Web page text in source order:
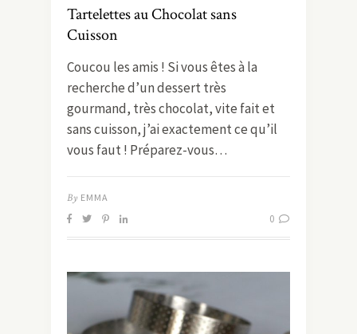
Tartelettes au Chocolat sans
Cuisson
Coucou les amis ! Si vous êtes à la
recherche d’un dessert très
gourmand, très chocolat, vite fait et
sans cuisson, j’ai exactement ce qu’il
vous faut ! Préparez-vous…
By EMMA
0